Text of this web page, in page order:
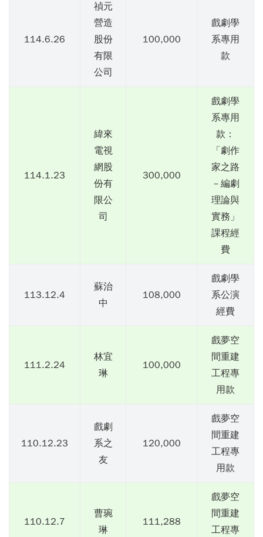
114.6.26
禎元
營造
股份
有限
公司
100,000
戲劇學
系專用
款
114.1.23
緯來
電視
網股
份有
限公
司
300,000
戲劇學
系專用
款：
「劇作
家之路
－編劇
理論與
實務」
課程經
費
113.12.4
蘇治
中
108,000
戲劇學
系公演
經費
111.2.24
林宜
琳
100,000
戲夢空
間重建
工程專
用款
110.12.23
戲劇
系之
友
120,000
戲夢空
間重建
工程專
用款
110.12.7
曹琬
琳
111,288
戲夢空
間重建
工程專